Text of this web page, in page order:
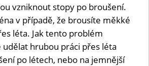
vzniknout stopy po broušení.
v případě, že brousíte měkké
léta. Jak tento problém
hrubou práci přes léta
po létech, nebo na jemnější